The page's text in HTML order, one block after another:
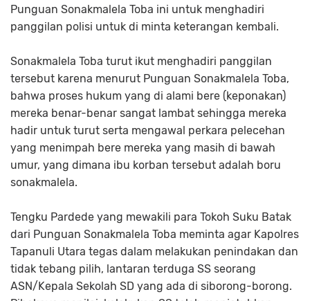
Punguan Sonakmalela Toba ini untuk menghadiri
panggilan polisi untuk di minta keterangan kembali.
Sonakmalela Toba turut ikut menghadiri panggilan
tersebut karena menurut Punguan Sonakmalela Toba,
bahwa proses hukum yang di alami bere (keponakan)
mereka benar-benar sangat lambat sehingga mereka
hadir untuk turut serta mengawal perkara pelecehan
yang menimpah bere mereka yang masih di bawah
umur, yang dimana ibu korban tersebut adalah boru
sonakmalela.
Tengku Pardede yang mewakili para Tokoh Suku Batak
dari Punguan Sonakmalela Toba meminta agar Kapolres
Tapanuli Utara tegas dalam melakukan penindakan dan
tidak tebang pilih, lantaran terduga SS seorang
ASN/Kepala Sekolah SD yang ada di siborong-borong.